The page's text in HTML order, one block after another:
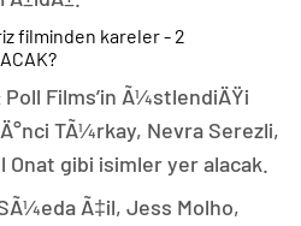
Poll Films’in Ã¼stlendiÄŸi
TÃ¼rkay, Nevra Serezli,
Onat gibi isimler yer alacak.
Ã‡il, Jess Molho,